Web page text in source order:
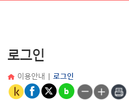
로그인
이용안내 로그인